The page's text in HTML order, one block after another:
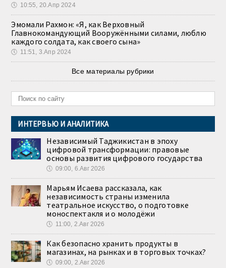
🕔 10:55, 20.Апр 2024
Эмомали Рахмон: «Я, как Верховный
Главнокомандующий Вооружёнными силами, люблю
каждого солдата, как своего сына»
🕔 11:51, 3.Апр 2024
Все материалы рубрики
ИНТЕРВЬЮ И АНАЛИТИКА
Независимый Таджикистан в эпоху
цифровой трансформации: правовые
основы развития цифрового государства
🕔 09:00, 6.Авг 2026
Марьям Исаева рассказала, как
независимость страны изменила
театральное искусство, о подготовке
моноспектакля и о молодёжи
🕔 11:00, 2.Авг 2026
Как безопасно хранить продукты в
магазинах, на рынках и в торговых точках?
🕔 09:00, 2.Авг 2026